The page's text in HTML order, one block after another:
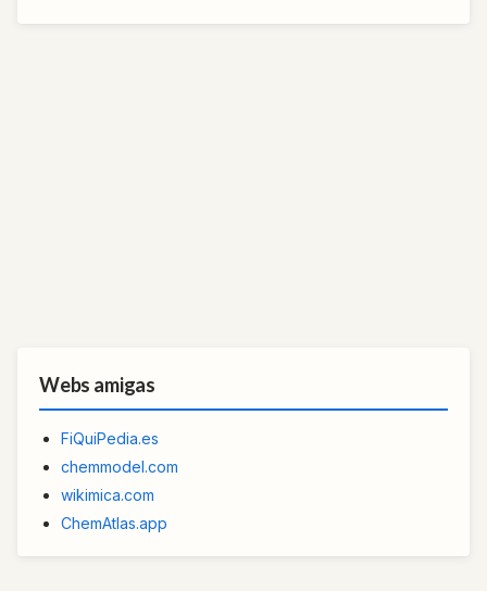
Webs amigas
FiQuiPedia.es
chemmodel.com
wikimica.com
ChemAtlas.app